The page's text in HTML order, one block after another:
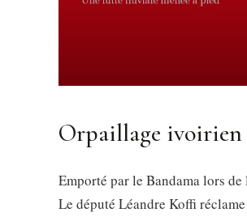
Orpaillage ivoirien
Emporté par le Bandama lors
Le député Léandre Koffi